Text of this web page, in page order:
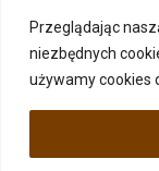
Przeglądając
niezbędnych
używamy cookies